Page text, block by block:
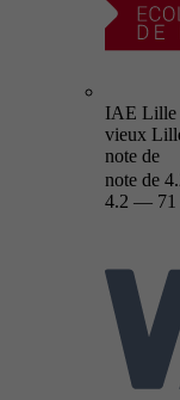
IAE Lille
vieux
note de
note de
4.2 —